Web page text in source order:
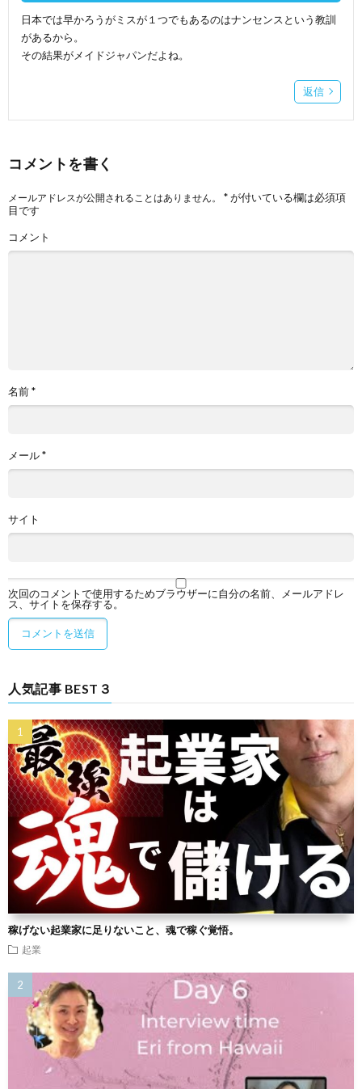
日本では早かろうがミスが１つでもあるのはナンセンスという教訓
があるから。
その結果がメイドジャパンだよね。
返信
コメントを書く
メールアドレスが公開されることはありません。 *が付いている欄は必須項
目です
コメント
名前*
メール*
サイト
次回のコメントで使用するためブラウザーに自分の名前、メールアドレ
ス、サイトを保存する。
人気記事 BEST３
稼げない起業家に足りないこと、魂で稼ぐ覚悟。
起業